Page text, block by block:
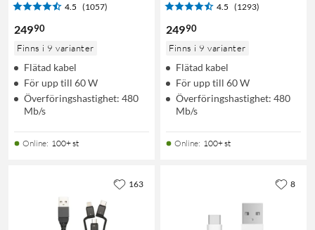
4.5 (1057)
24990
Finns i 9 varianter
Flätad kabel
För upp till 60 W
Överföringshastighet: 480
Mb/s
Online: 100+ st
4.5 (1293)
24990
Finns i 9 varianter
Flätad kabel
För upp till 60 W
Överföringshastighet: 480
Mb/s
Online: 100+ st
163 8